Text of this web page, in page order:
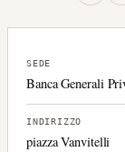
SEDE
Banca Generali
INDIRIZZO
piazza Vanvitelli